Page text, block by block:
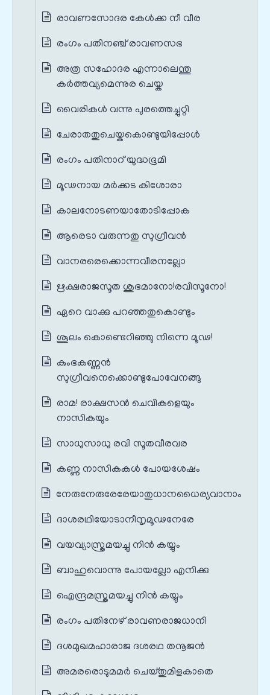
രാവണസോദര കേൾക്ക നീ വീര
രംഗം പതിനഞ്ച് രാവണസഭ
അത്ര സഹോദര എന്നാലെന്തു
കർത്തവ്യമെന്നുര ചെയ്ക
വൈരികൾ വന്നു പുരത്തെച്ചുറ്റി
ചേരാതതുചെയ്കകൊണ്ടുയിപ്പോൾ
രംഗം പതിനാറ് യുദ്ധഭൂമി
മൂഢനായ മർക്കട കിശോരാ
കാലനോടണയാതോടിപ്പോക
ആരെടാ വരുന്നതു സുഗ്രീവൻ
വാനരരെക്കൊന്നവീരനല്ലോ
ഋക്ഷരാജസൂത ശുഭമാനോ!രവിസൂനോ!
ഏറെ വാക്കു പറഞ്ഞതുകൊണ്ടും
ശൂലം കൊണ്ടെറിഞ്ഞു നിന്നെ മൂഢ!
കുംഭകണ്ണൻ
സുഗ്രീവനെക്കൊണ്ടുപോവേനങ്ങു
രാമ! രാക്ഷസൻ ചെവികളെയും
നാസികയും
സാധുസാധു രവി സൂതവീരവര
കണ്ണ നാസികകൾ പോയശേഷം
നേരുനേരുരേരേയാതുധാനധൈര്യവാനാം
ദാശരഥിയോടാനീനൃമൂഢനേരേ
വയവ്യാസ്ത്രമയച്ചു നിൻ കയ്യും
ബാഹുവൊന്നു പോയല്ലോ എനിക്കു
ഐന്ദ്രമസ്ത്രമയച്ചു നിൻ കയ്യും
രംഗം പതിനേഴ് രാവണരാജധാനി
ദശമുഖമഹാരാജ ദശരഥ തനൂജൻ
അമരരൊടുമമർ ചെയ്തുമിളകാതെ